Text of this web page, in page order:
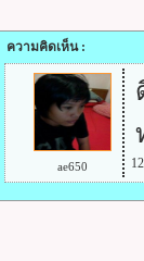
ความคิดเห็น :
ae650